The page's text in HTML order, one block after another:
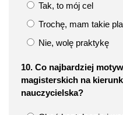
Tak, to mój cel
Trochę, mam takie
Nie, wolę praktykę
10. Co najbardziej
magisterskich na
nauczycielska?